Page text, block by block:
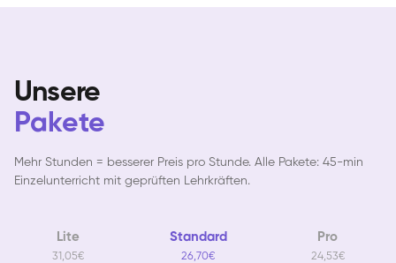
Unsere
Pakete
Mehr Stunden = besserer Preis pro Stunde. Alle Pakete: 45-min
Einzelunterricht mit geprüften Lehrkräften.
Lite
31,05€
Standard
26,70€
Pro
24,53€